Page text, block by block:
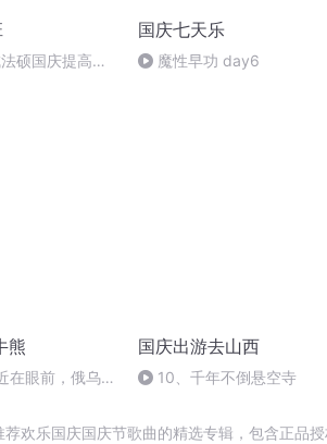
硕国庆提高班
国庆七天乐
魔性早功 day6
熊
在眼前，俄乌冲
国庆出游去山西
10、千年不倒悬空寺
欢乐国庆国庆节歌曲的精选专辑，包含正品